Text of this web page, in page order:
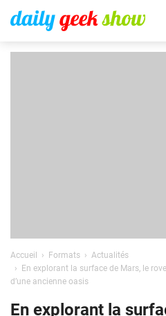
Accueil Formats
Actualités
En explorant la surface de Mars, le
d’une ancienne oasis
En explorant la